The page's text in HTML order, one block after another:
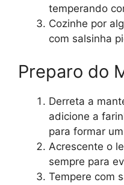
temperando
Cozinhe por
com salsinha
Preparo do
Derreta a
adicione a
para formar
Acrescente o
sempre para
Tempere com